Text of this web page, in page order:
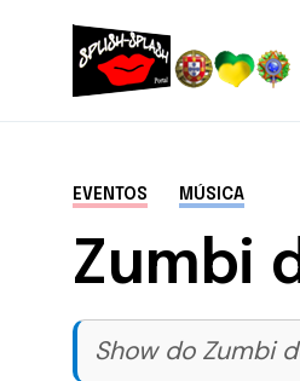
EVENTOS MÚSICA
Zumbi
Show do Zumbi